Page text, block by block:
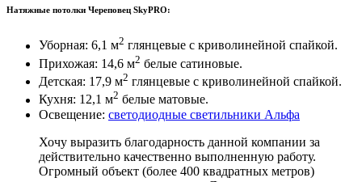
Натяжные потолки Череповец SkyPRO:
Уборная: 6,1 м2 глянцевые с криволинейной спайкой.
Прихожая: 14,6 м2 белые сатиновые.
Детская: 17,9 м2 глянцевые с криволинейной спайкой.
Кухня: 12,1 м2 белые матовые.
Освещение: светодиодные светильники Альфа
Хочу выразить благодарность данной компании за
действительно качественно выполненную работу.
Огромный объект (более 400 квадратных метров)